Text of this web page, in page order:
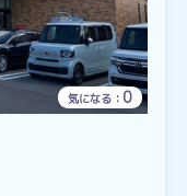
気になる： 0